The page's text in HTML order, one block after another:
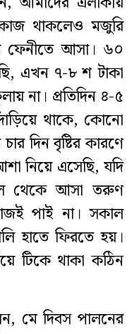
থাকলেও মজুরি
ফেনীতে আসা। ৬০
এখন ৭-৮ শ টাকা
না। প্রতিদিন ৪-৫
থাকে, কোনো
দিন বৃষ্টির কারণে
নিয়ে এসেছি, যদি
থেকে আসা তরুণ
পাই না। সকাল
হাতে ফিরতে হয়।
টিকে থাকা কঠিন
মে দিবস পালনের